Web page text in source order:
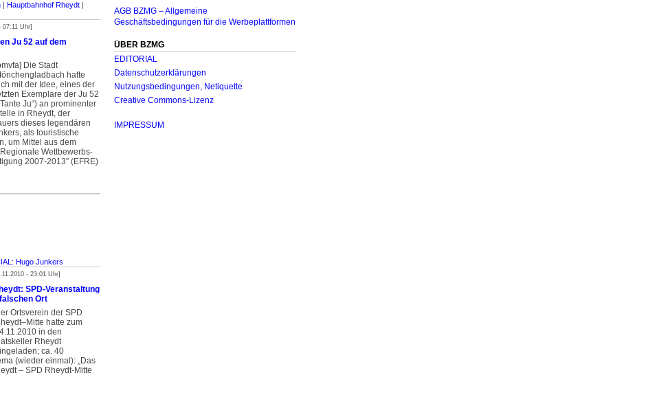
| Hauptbahnhof Rheydt |
07:11 Uhr]
Ju 52 auf dem
Die Stadt
hatte
mit der Idee, eines der
Exemplare der Ju 52
Ju“) an prominenter
in Rheydt, der
dieses legendären
als touristische
um Mittel aus dem
Wettbewerbs­
2007-2013″ (EFRE)
Hugo Junkers
- 23:01 Uhr]
SPD-Veranstaltung
Ort
Ortsverein der SPD
hatte zum
in den
Rheydt
ca. 40
(wieder einmal): „Das
– SPD Rheydt-Mitte
AGB BZMG – Allgemeine
Geschäftsbedingungen für die Werbeplattformen
ÜBER BZMG
EDITORIAL
Datenschutzerklärungen
Nutzungsbedingungen, Netiquette
Creative Commons-Lizenz
IMPRESSUM